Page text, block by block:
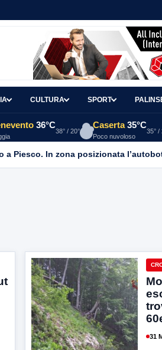
CULTURA SPORT
36°C
38° / 20°
Caserta 35°C
Poco nuvoloso
35° /
a Piesco. In zona posizionata
31